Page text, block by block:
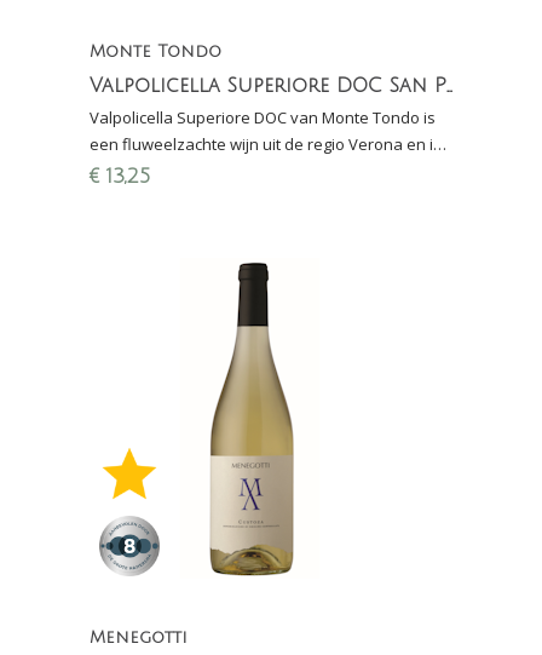
Monte Tondo
Valpolicella Superiore DOC San Pietro
Valpolicella Superiore DOC van Monte Tondo is
een fluweelzachte wijn uit de regio Verona en is
gemaakt van Corvina, Rondinella en Molinara
€ 13,25
Menegotti